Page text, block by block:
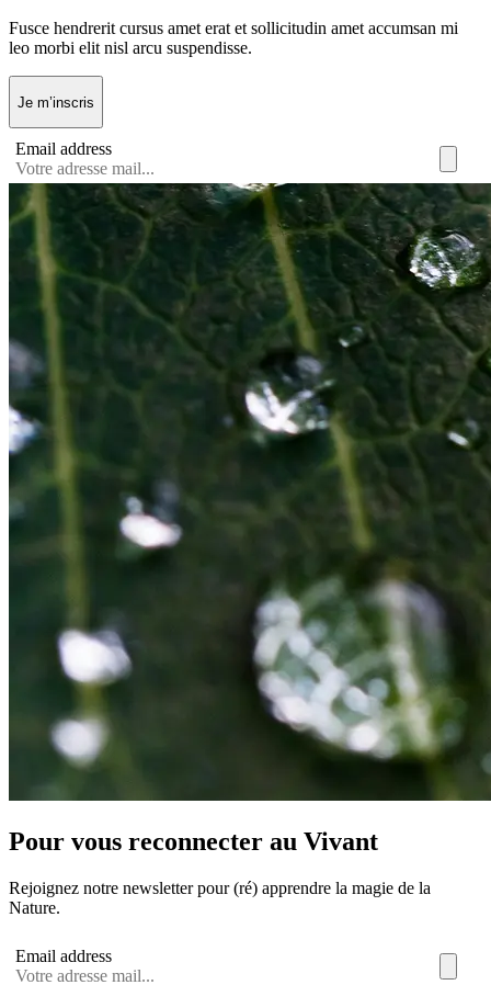
Fusce hendrerit cursus amet erat et sollicitudin amet accumsan mi
leo morbi elit nisl arcu suspendisse.
Je m’inscris
Email address
Pour vous reconnecter au Vivant
Rejoignez notre newsletter pour (ré) apprendre la magie de la
Nature.
Email address